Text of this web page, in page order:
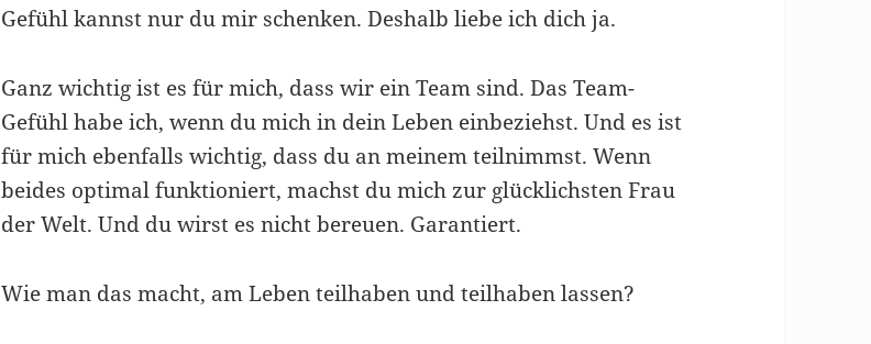
Gefühl kannst nur du mir schenken. Deshalb liebe ich dich ja.
Ganz wichtig ist es für mich, dass wir ein Team sind. Das Team-
Gefühl habe ich, wenn du mich in dein Leben einbeziehst. Und es ist
für mich ebenfalls wichtig, dass du an meinem teilnimmst. Wenn
beides optimal funktioniert, machst du mich zur glücklichsten Frau
der Welt. Und du wirst es nicht bereuen. Garantiert.
Wie man das macht, am Leben teilhaben und teilhaben lassen?